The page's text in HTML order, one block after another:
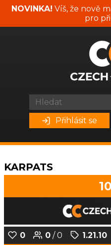
NOVINKA! Víš, že nově
pro
Přihlásit se
KARPATS
0 0 / 0
1.21.10